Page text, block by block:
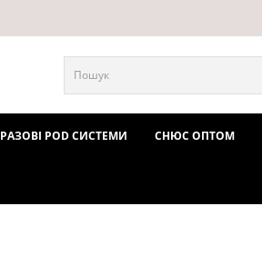
POD СИСТЕМИ СНЮС ОПТОМ